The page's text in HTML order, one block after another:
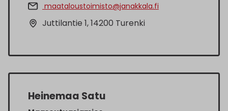
maataloustoimisto@janakkala.fi
Juttilantie 1, 14200 Turenki
Heinemaa Satu